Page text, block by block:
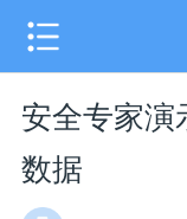
安全专家演
数据